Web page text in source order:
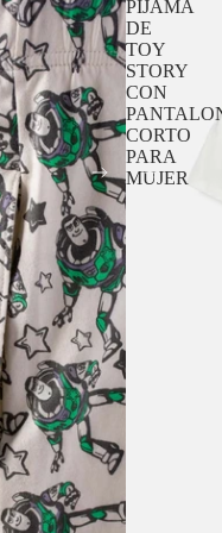
PIJAMA
DE
TOY
STORY
CON
CORTO
PARA
MUJER